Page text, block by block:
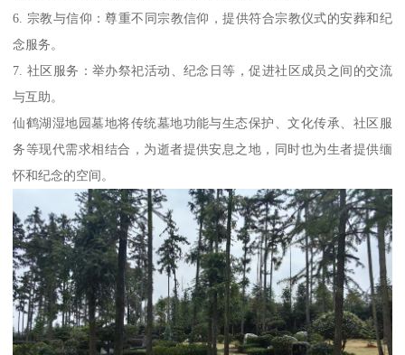
6. 宗教与信仰：尊重不同宗教信仰，提供符合宗教仪式的安葬和纪
念服务。
7. 社区服务：举办祭祀活动、纪念日等，促进社区成员之间的交流
与互助。
仙鹤湖湿地园墓地将传统墓地功能与生态保护、文化传承、社区服
务等现代需求相结合，为逝者提供安息之地，同时也为生者提供缅
怀和纪念的空间。